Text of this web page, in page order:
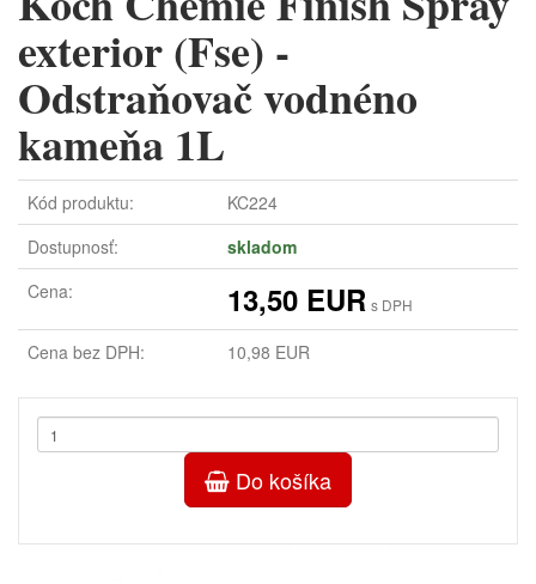
exterior (Fse) -
Odstraňovač vodnéno
kameňa 1L
Kód produktu:
KC224
Dostupnosť:
skladom
Cena:
13,50 EUR s DPH
Cena bez DPH: 10,98 EUR
Do košíka